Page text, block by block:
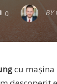
0 COMMENTS BY
cu